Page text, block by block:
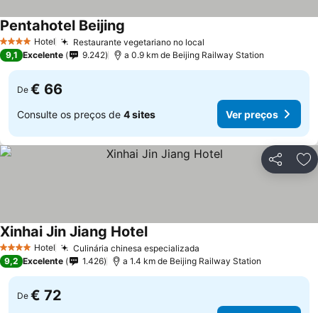
4 EstrelasHotel Restaurante vegetariano no local
Pentahotel Beijing
9,1 Excelente 9.242 a 0.9 km de Beijing Railway Station
De € 66
Consulte os preços de 4 sites Ver preços
Partilhar
4 EstrelasHotel Culinária chinesa especializada
Xinhai Jin Jiang Hotel
9,2 Excelente 1.426 a 1.4 km de Beijing Railway Station
De € 72